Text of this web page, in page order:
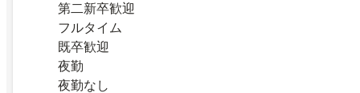
第二新卒歓迎
フルタイム
既卒歓迎
夜勤
夜勤なし